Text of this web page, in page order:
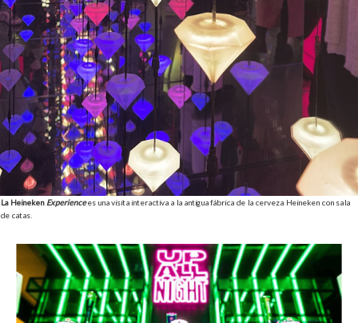
La HeinekenExperience es una visita interactiva a la antigua fábrica de la cerveza Heineken con sala
de catas.